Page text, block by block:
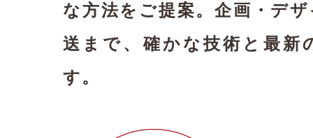
な方法をご提案。 企画・デ
送まで、確かな技術と最新
す。